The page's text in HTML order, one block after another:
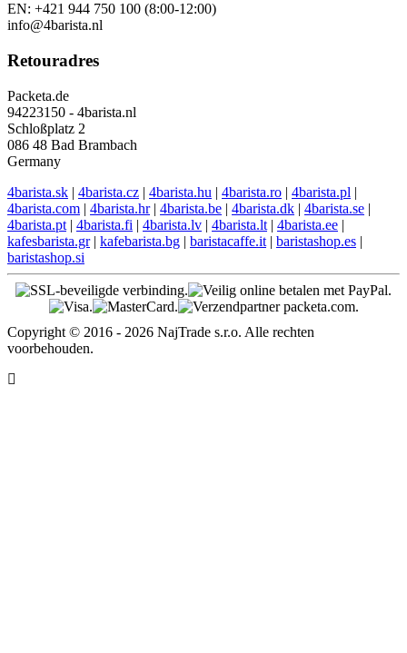
EN: +421 944 750 100 (8:00-12:00)
info@4barista.nl
Retouradres
Packeta.de
94223150 - 4barista.nl
Schloßplatz 2
086 48 Bad Brambach
Germany
4barista.sk | 4barista.cz | 4barista.hu | 4barista.ro | 4barista.pl |
4barista.com | 4barista.hr| 4barista.be | 4barista.dk | 4barista.se |
4barista.pt | 4barista.fi | 4barista.lv | 4barista.lt | 4barista.ee |
kafesbarista.gr| kafebarista.bg | baristacaffe.it | baristashop.es |
baristashop.si
Copyright © 2016 - 2026 NajTrade s.r.o. Alle rechten
voorbehouden.